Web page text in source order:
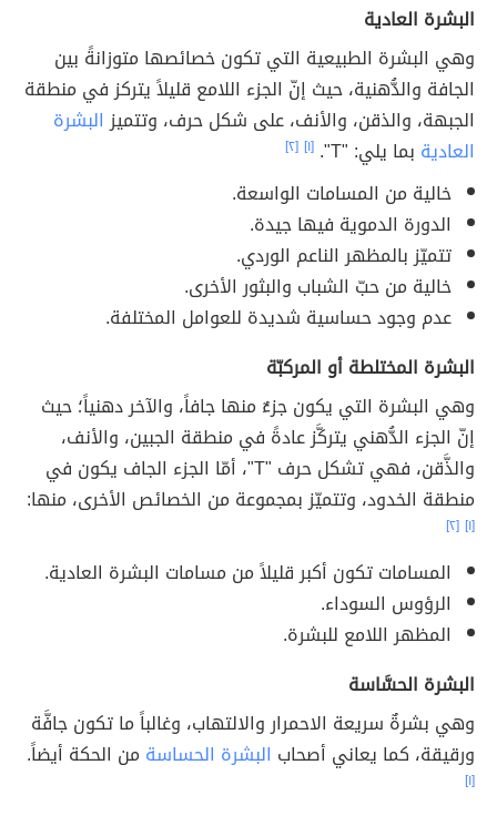
البشرة العادية
وهي البشرة الطبيعية التي تكون خصائصها متوزانةً بين
الجافة والدُّهنية، حيث إنّ الجزء اللامع قليلاً يتركز في منطقة
الجبهة، والذقن، والأنف، على شكل حرف، وتتميزالبشرة
العادية بما يلي: "T". [١] [٢]
خالية من المسامات الواسعة.
الدورة الدموية فيها جيدة.
تتميّز بالمظهر الناعم الوردي.
خالية من حبّ الشباب والبثور الأخرى.
عدم وجود حساسية شديدة للعوامل المختلفة.
البشرة المختلطة أو المركبّة
وهي البشرة التي يكون جزءٌ منها جافاً، والآخر دهنياً؛ حيث
إنّ الجزء الدُّهني يتركَّز عادةً في منطقة الجبين، والأنف،
والذَّقن، فهي تشكل حرف "T"، أمّا الجزء الجاف يكون في
منطقة الخدود، وتتميّز بمجموعة من الخصائص الأخرى، منها:
[١] [٢]
المسامات تكون أكبر قليلاً من مسامات البشرة العادية.
الرؤوس السوداء.
المظهر اللامع للبشرة.
البشرة الحسَّاسة
وهي بشرةٌ سريعة الاحمرار والالتهاب، وغالباً ما تكون جافَّة
ورقيقة، كما يعاني أصحاب البشرة الحساسة من الحكة أيضاً.
[١]